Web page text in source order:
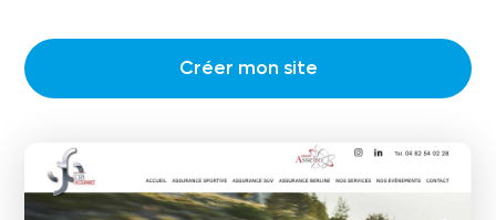
Créer mon site